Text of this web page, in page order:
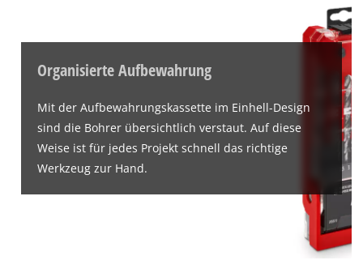
Organisierte Aufbewahrung
Mit der Aufbewahrungskassette im Einhell-Design
sind die Bohrer übersichtlich verstaut. Auf diese
Weise ist für jedes Projekt schnell das richtige
Werkzeug zur Hand.